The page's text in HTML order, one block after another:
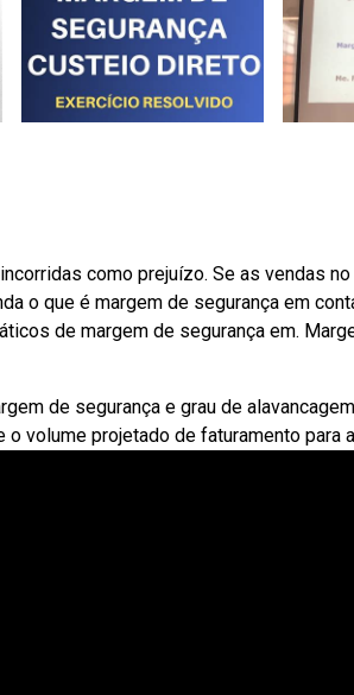
como prejuízo. Se as vendas
o que é margem de segurança em
de margem de segurança em.
de segurança e grau de
volume projetado de faturamento para